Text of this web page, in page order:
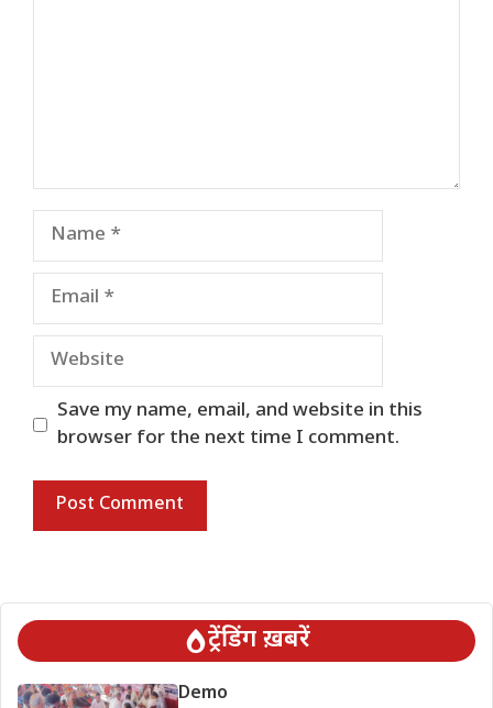
Name
Email
Website
Save my name, email, and website in this
browser for the next time I comment.
ट्रेंडिंग ख़बरें
Demo